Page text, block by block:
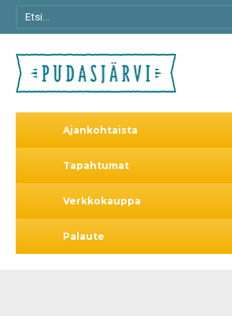
Ajankohtaista
Tapahtumat
Verkkokauppa
Palaute